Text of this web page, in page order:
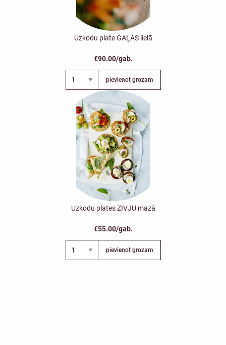
Uzkodu plate GAĻAS lielā
€90.00/gab.
pievienot grozam
Uzkodu plates ZIVJU mazā
€55.00/gab.
pievienot grozam